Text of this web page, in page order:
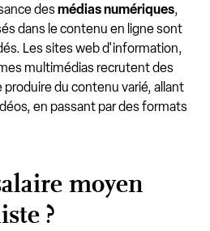
desmédias numériques,
dans le contenu en ligne sont
Les sites web d'information,
multimédias recrutent des
du contenu varié, allant
en passant par des formats
moyen
?